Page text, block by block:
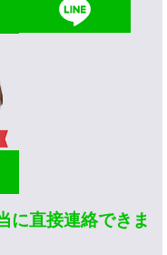
に直接連絡できま